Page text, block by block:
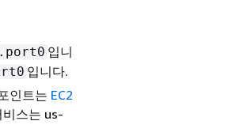
입니
입니다.
인트는 EC2
비스는 us-